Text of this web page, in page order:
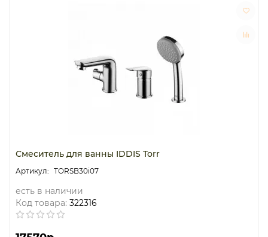
Смеситель для ванны IDDIS Torr
TORSB30i07
есть в наличии
Код товара: 322316